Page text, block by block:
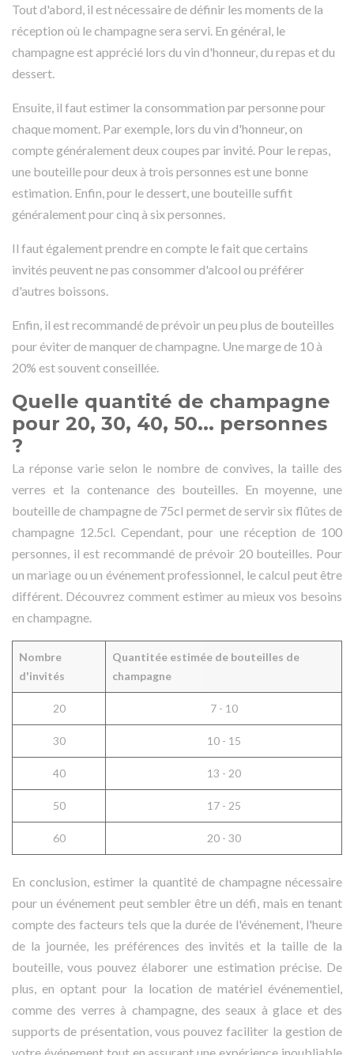
Tout d'abord, il est nécessaire de définir les moments de la
réception où le champagne sera servi. En général, le
champagne est apprécié lors du vin d'honneur, du repas et du
dessert.
Ensuite, il faut estimer la consommation par personne pour
chaque moment. Par exemple, lors du vin d'honneur, on
compte généralement deux coupes par invité. Pour le repas,
une bouteille pour deux à trois personnes est une bonne
estimation. Enfin, pour le dessert, une bouteille suffit
généralement pour cinq à six personnes.
Il faut également prendre en compte le fait que certains
invités peuvent ne pas consommer d'alcool ou préférer
d'autres boissons.
Enfin, il est recommandé de prévoir un peu plus de bouteilles
pour éviter de manquer de champagne. Une marge de 10 à
20% est souvent conseillée.
Quelle quantité de champagne
pour 20, 30, 40, 50... personnes
?
La réponse varie selon le nombre de convives, la taille des
verres et la contenance des bouteilles. En moyenne, une
bouteille de champagne de 75cl permet de servir six flûtes de
champagne 12.5cl. Cependant, pour une réception de 100
personnes, il est recommandé de prévoir 20 bouteilles. Pour
un mariage ou un événement professionnel, le calcul peut être
différent. Découvrez comment estimer au mieux vos besoins
en champagne.
Nombre
d'invités
Quantitée estimée de bouteilles de
champagne
20 7 - 10
30 10 - 15
40 13 - 20
50 17 - 25
60 20 - 30
En conclusion, estimer la quantité de champagne nécessaire
pour un événement peut sembler être un défi, mais en tenant
compte des facteurs tels que la durée de l'événement, l'heure
de la journée, les préférences des invités et la taille de la
bouteille, vous pouvez élaborer une estimation précise. De
plus, en optant pour la location de matériel événementiel,
comme des verres à champagne, des seaux à glace et des
supports de présentation, vous pouvez faciliter la gestion de
votre événement tout en assurant une expérience inoubliable